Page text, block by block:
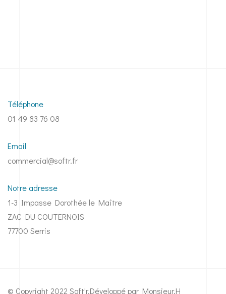
Téléphone
01 49 83 76 08
Email
commercial@softr.fr
Notre adresse
1-3 Impasse Dorothée le Maître
ZAC DU COUTERNOIS
77700 Serris
© Copyright 2022 Soft'r.Développé par Monsieur.H